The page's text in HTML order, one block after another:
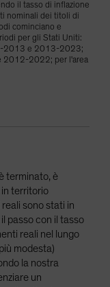
il tasso di inflazione
nominali dei titoli di
cominciano e
per gli Stati Uniti:
e 2013-2023;
2022; per l'area
terminato, è
territorio
sono stati in
passo con il tasso
reali nel lungo
modesta)
la nostra
un